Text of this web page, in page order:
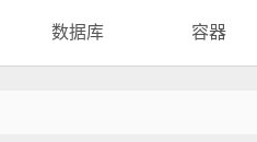
数据库 容器